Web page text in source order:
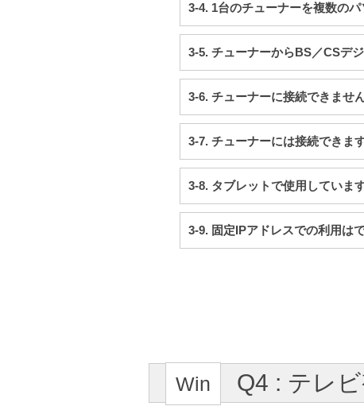
3-4. 1台のチューナーを複数の
3-5. チューナーからBS／CSデ
3-6. チューナーに接続できません
3-7. チューナーには接続できま
3-8. タブレットで使用していま
3-9. 固定IPアドレスでの利用は
Q4 : テレ